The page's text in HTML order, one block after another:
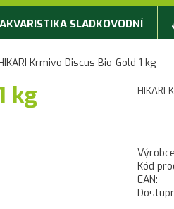
AKVARISTIKA SLADKOVODNÍ
Krmivo Discus Bio-Gold 1 kg
kg HIKARI
Kód
EAN: